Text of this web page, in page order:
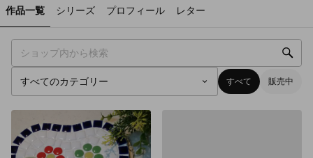
作品一覧 シリーズ プロフィール レター
すべて 販売中